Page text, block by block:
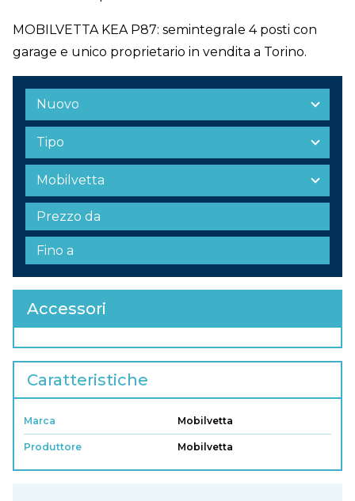
MOBILVETTA KEA P87: semintegrale 4 posti con
garage e unico proprietario in vendita a Torino.
Accessori
Caratteristiche
Marca Mobilvetta
Produttore Mobilvetta